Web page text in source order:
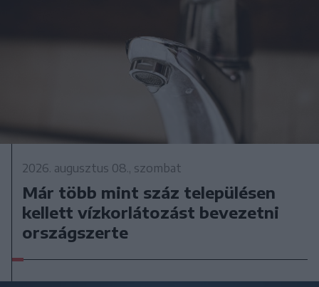
2026. augusztus 08., szombat
Már több mint száz településen
kellett vízkorlátozást bevezetni
országszerte